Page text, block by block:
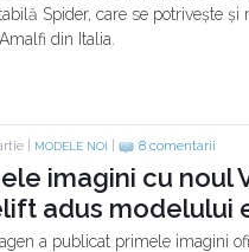
Spider, care se potrivește
din Italia.
| MODELE NOI 8 comentarii
imagini cu noul
adus modelului
a publicat primele imagini